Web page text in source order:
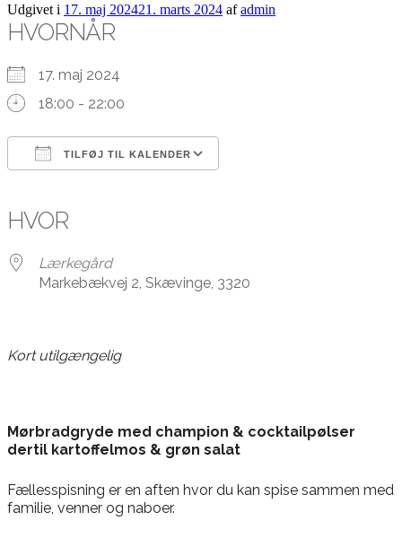
Udgivet i 17. maj 202421. marts 2024 afadmin
HVORNÅR
17. maj 2024
18:00 - 22:00
TILFØJ TIL KALENDER
HVOR
Lærkegård
Markebækvej 2, Skævinge, 3320
Kort utilgængelig
Mørbradgryde med champion & cocktailpølser
dertil kartoffelmos & grøn salat
Fællesspisning er en aften hvor du kan spise sammen med
familie, venner og naboer.